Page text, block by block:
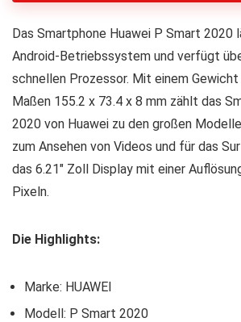
Das Smartphone Huawei P Smart 2020
Android-Betriebssystem und verfügt
schnellen Prozessor. Mit einem
Maßen 155.2 x 73.4 x 8 mm zählt das
2020 von Huawei zu den großen
zum Ansehen von Videos und für das
das 6.21″ Zoll Display mit einer
Pixeln.
Die Highlights:
Marke: HUAWEI
Modell: P Smart 2020